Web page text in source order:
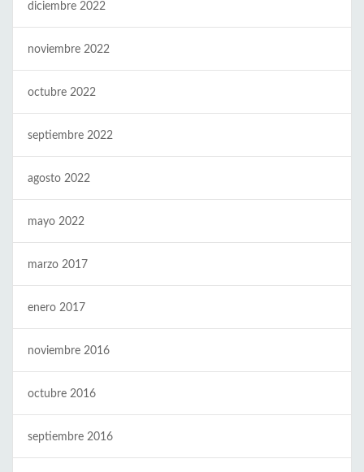
diciembre 2022
noviembre 2022
octubre 2022
septiembre 2022
agosto 2022
mayo 2022
marzo 2017
enero 2017
noviembre 2016
octubre 2016
septiembre 2016